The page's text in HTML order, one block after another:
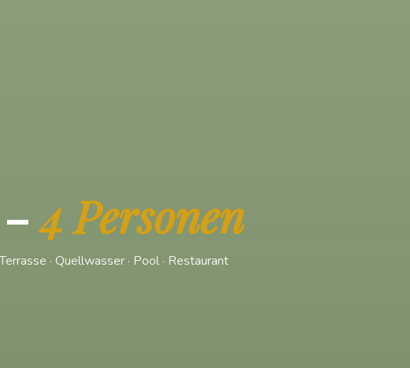
–4 Personen
· Quellwasser · Pool · Restaurant